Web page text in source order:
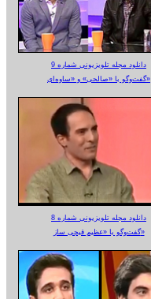
دانلود مجله تلویزیونی شماره 9
گفت‌وگو با «صالحی» و «ساوه‌ای»
دانلود مجله تلویزیونی شماره 8
گفت‌وگو با «عظیم قیچی ساز»